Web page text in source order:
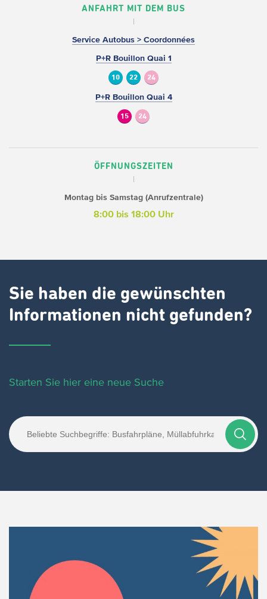
ANFAHRT MIT DEM BUS
Service Autobus > Coordonnées
P+R Bouillon Quai 1
10 22 24
P+R Bouillon Quai 4
15 24
ÖFFNUNGSZEITEN
Montag bis Samstag (Anrufzentrale)
8:00 bis 18:00 Uhr
Sie haben die gewünschten
Informationen nicht gefunden?
Starten Sie hier eine neue Suche